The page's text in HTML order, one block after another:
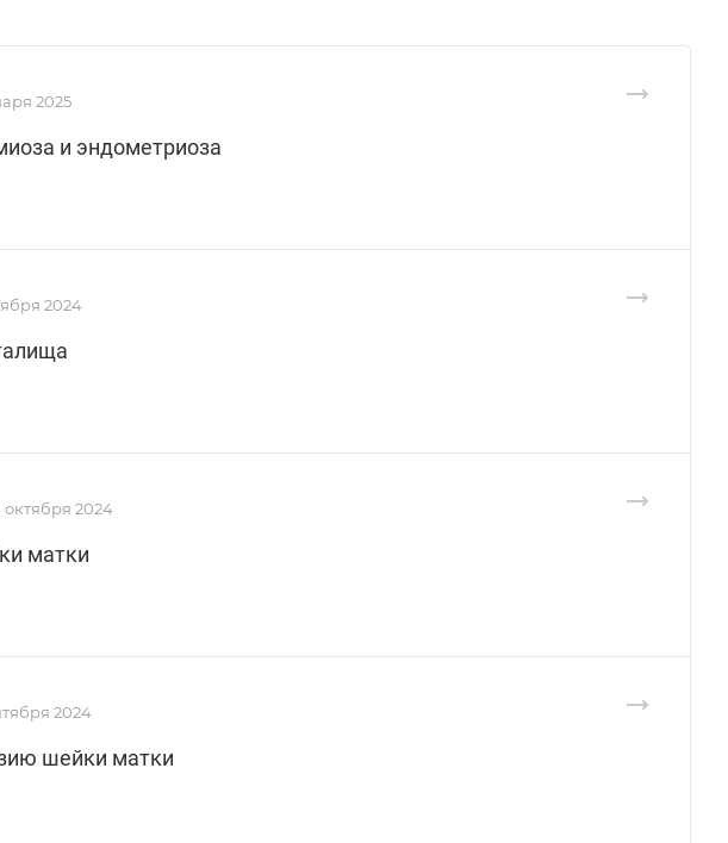
2025
и эндометриоза
2024
октября 2024
матки
2024
шейки матки